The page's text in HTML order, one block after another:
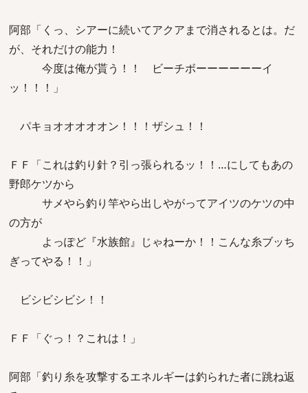
阿部「くっ、シアーに続いてアクアまで消されるとは。だ
が、それだけの能力！
今度は俺が貰う！！ ビーチボーーーーーーイ
ッ！！！」
パキョオオオオオン！！！ザシュ！！
ＦＦ「これは釣り針？引っ張られるッ！！…にしてもあの
野郎ケツから
サメやら釣り竿やら出しやがってアイツのケツの中
の方が
よっぽど『水族館』じゃねーか！！こんな糸ブッち
ぎってやる！！」
ビシビシビシ！！
ＦＦ「ぐっ！？これは！」
阿部「釣り糸を攻撃するエネルギーは釣られた者に跳ね返